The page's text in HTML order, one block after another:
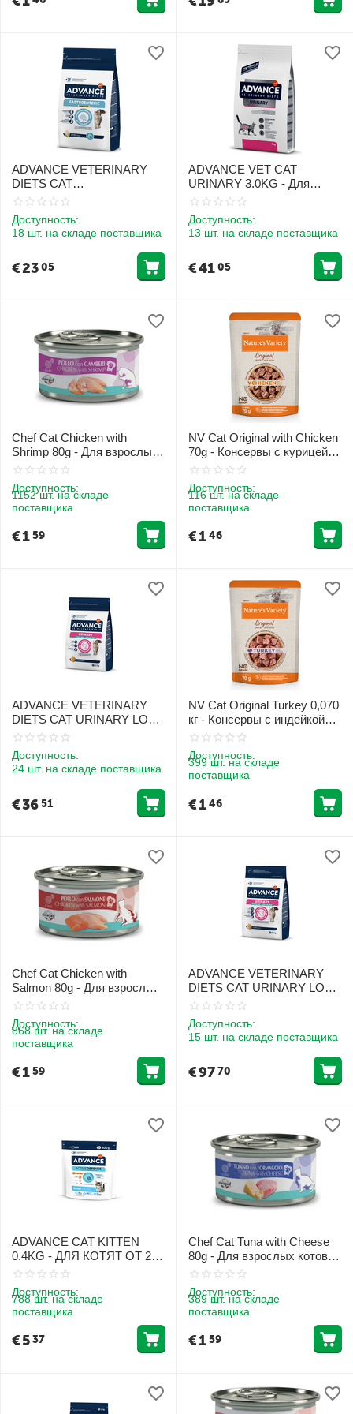
ADVANCE VETERINARY
DIETS CAT
GASTROENTERIC
КОШЕК С
ЧУВСТВИТЕЛЬНЫМ
Доступность:
18 шт. на складе поставщика
€2305
ADVANCE VET CAT
URINARY 3.0KG - Для
котов при мочекаменной
Доступность:
13 шт. на складе поставщика
€4105
Chef Cat Chicken with
Shrimp 80g - Для взрослых
котов с курицей и
Доступность:
1152 шт. на складе
поставщика
€159
NV Cat Original with Chicken
70g - Консервы с курицей
для взрослых кошек
Доступность:
116 шт. на складе
поставщика
€146
ADVANCE VETERINARY
DIETS CAT URINARY LOW
CALORIES 2.5KG - ДЛЯ
КОШЕК ДЛЯ ЗДОРОВЬЯ
МОЧЕВЫВОДЯЩИХ
ПУТЕЙ И КОНТРОЛЯ
Доступность:
24 шт. на складе поставщика
€3651
NV Cat Original Turkey 0,070
кг - Консервы с индейкой
для взрослых кошек
Доступность:
399 шт. на складе
поставщика
€146
Chef Cat Chicken with
Salmon 80g - Для взрослых
котов с курицей и лососем
Доступность:
868 шт. на складе
поставщика
€159
ADVANCE VETERINARY
DIETS CAT URINARY LOW
CALORIES 7.5KG - ДЛЯ
МОЧЕВЫВОДЯЩИХ
ПУТЕЙ И КОНТРОЛЯ
Доступность:
15 шт. на складе поставщика
€9770
ADVANCE CAT KITTEN
0.4KG - ДЛЯ КОТЯТ ОТ 2
ДО 12 МЕСЯЦЕВ (КУРИЦА
Доступность:
788 шт. на складе
поставщика
€537
Chef Cat Tuna with Cheese
80g - Для взрослых котов с
тунцом и сыром
Доступность:
389 шт. на складе
поставщика
€159